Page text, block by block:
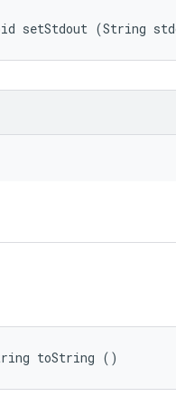
setStdout (String
toString ()